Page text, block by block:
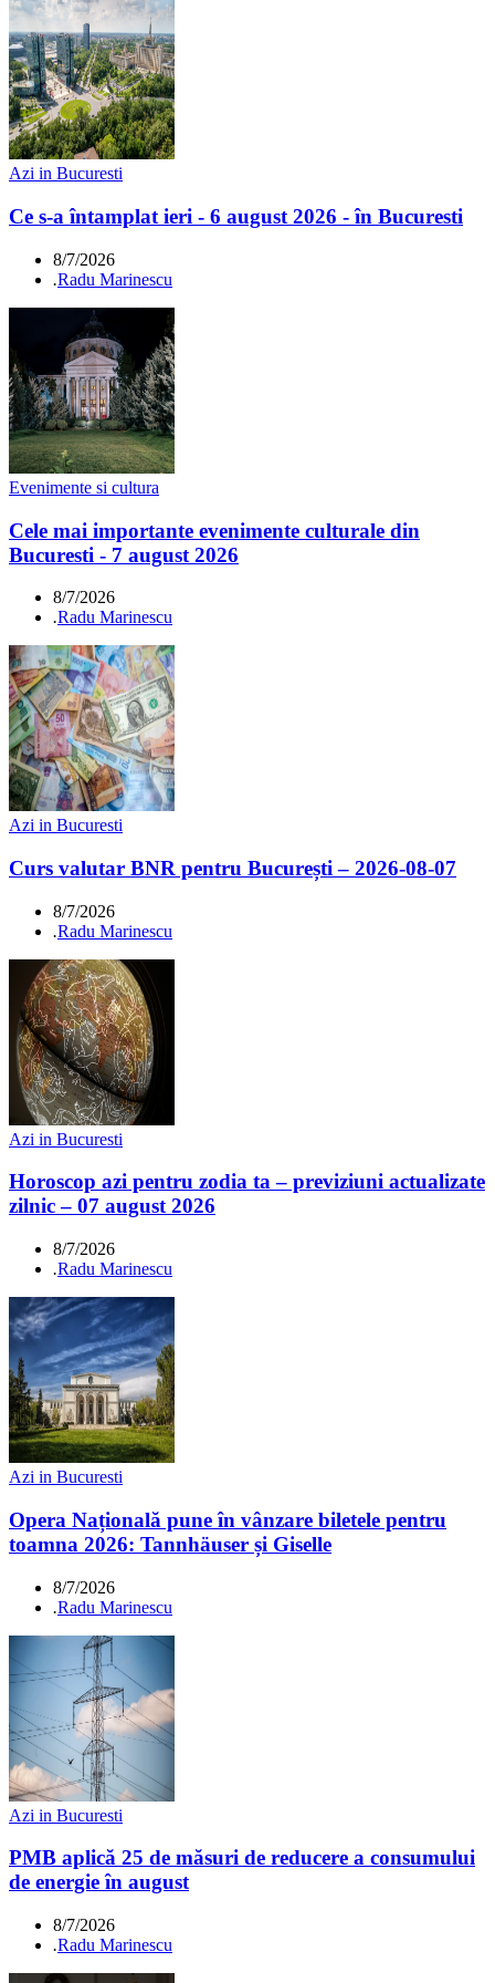
Azi in Bucuresti
Ce s-a întamplat ieri - 6 august 2026 - în Bucuresti
8/7/2026
.Radu Marinescu
Evenimente si cultura
Cele mai importante evenimente culturale din
Bucuresti - 7 august 2026
8/7/2026
.Radu Marinescu
Azi in Bucuresti
Curs valutar BNR pentru București – 2026-08-07
8/7/2026
.Radu Marinescu
Azi in Bucuresti
Horoscop azi pentru zodia ta – previziuni actualizate
zilnic – 07 august 2026
8/7/2026
.Radu Marinescu
Azi in Bucuresti
Opera Națională pune în vânzare biletele pentru
toamna 2026: Tannhäuser și Giselle
8/7/2026
.Radu Marinescu
Azi in Bucuresti
PMB aplică 25 de măsuri de reducere a consumului
de energie în august
8/7/2026
.Radu Marinescu